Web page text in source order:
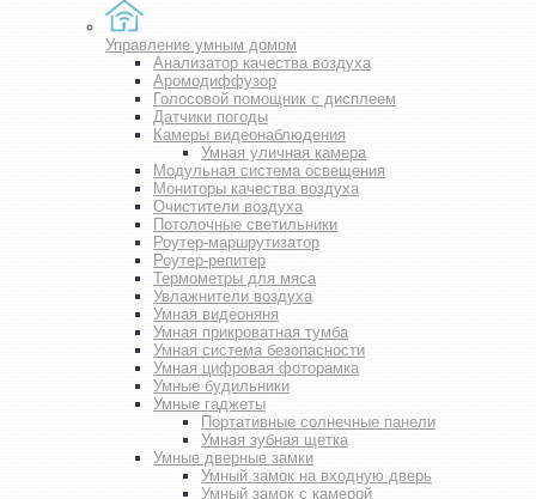
Управление умным домом
Анализатор качества воздуха
Аромодиффузор
Голосовой помощник с дисплеем
Датчики погоды
Камеры видеонаблюдения
Умная уличная камера
Модульная система освещения
Мониторы качества воздуха
Очистители воздуха
Потолочные светильники
Роутер-маршрутизатор
Роутер-репитер
Термометры для мяса
Увлажнители воздуха
Умная видеоняня
Умная прикроватная тумба
Умная система безопасности
Умная цифровая фоторамка
Умные будильники
Умные гаджеты
Портативные солнечные панели
Умная зубная щетка
Умные дверные замки
Умный замок на входную дверь
Умный замок с камерой